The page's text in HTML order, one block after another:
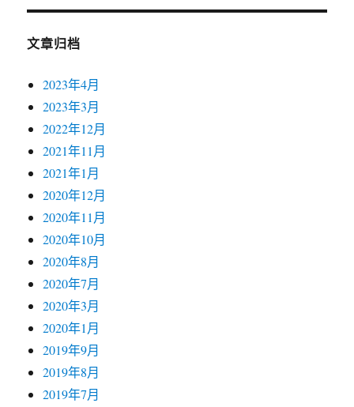
文章归档
2023年4月
2023年3月
2022年12月
2021年11月
2021年1月
2020年12月
2020年11月
2020年10月
2020年8月
2020年7月
2020年3月
2020年1月
2019年9月
2019年8月
2019年7月